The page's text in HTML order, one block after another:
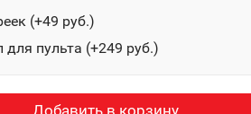
(+49 руб.)
для пульта (+249 руб.)